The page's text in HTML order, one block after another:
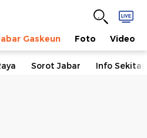
Gaskeun Foto Video
Sorot Jabar Info